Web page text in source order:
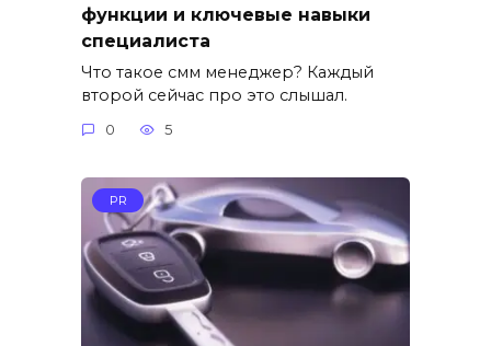
функции и ключевые навыки
специалиста
Что такое смм менеджер? Каждый
второй сейчас про это слышал.
0 5
PR